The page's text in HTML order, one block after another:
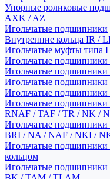
Упорные роликовые
AXK / AZ
Игольчатые подшипники
Внутренние кольца IR /
Игольчатые муфты типа
Игольчатые подшипники
Игольчатые подшипники
Игольчатые подшипники
Игольчатые
Игольчатые подшипники
RNAF / TAF / TR / NK /
Игольчатые подшипники
BRI / NA / NAF / NKI /
Игольчатые
кольцом
Игольчатые